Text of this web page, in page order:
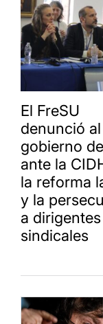
El FreSU
denunció al
gobierno
ante la
la reforma
y la
a dirigentes
sindicales